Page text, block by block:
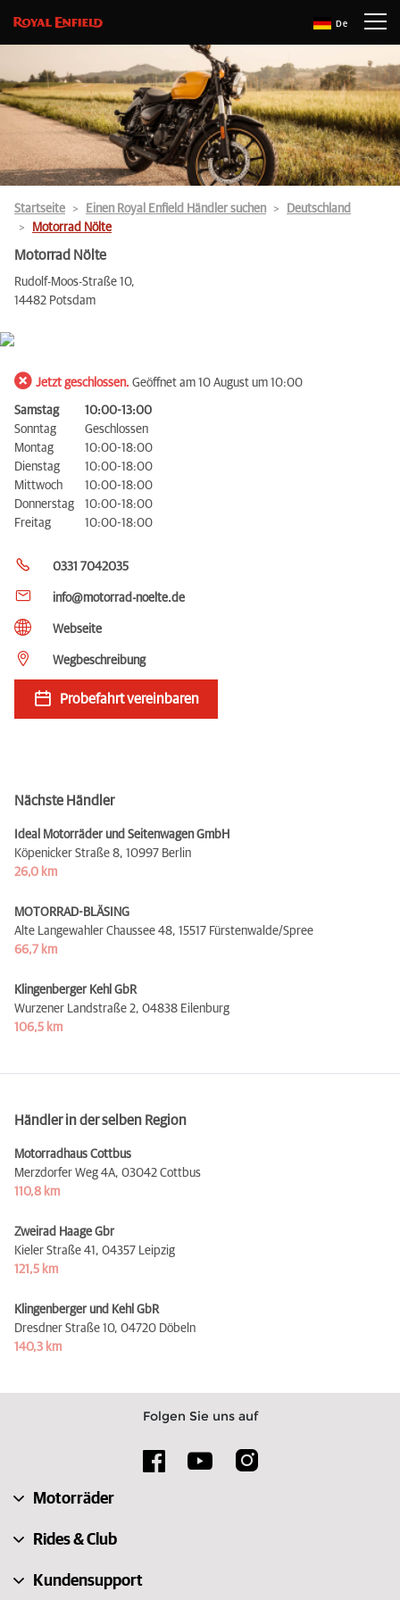
De
Startseite Einen Royal Enfield Händler suchen
Deutschland
Motorrad Nölte
Motorrad Nölte
Rudolf-Moos-Straße 10,
14482 Potsdam
Jetzt geschlossen. Geöffnet am 10 August um 10:00
Samstag
10:00-13:00
Sonntag
Geschlossen
Montag
10:00-18:00
Dienstag
10:00-18:00
Mittwoch
10:00-18:00
Donnerstag
10:00-18:00
Freitag
10:00-18:00
0331 7042035
info@motorrad-noelte.de
Webseite
Wegbeschreibung
Probefahrt vereinbaren
Nächste Händler
Ideal Motorräder und Seitenwagen GmbH
Köpenicker Straße 8, 10997 Berlin
26,0 km
MOTORRAD-BLÄSING
Alte Langewahler Chaussee 48, 15517 Fürstenwalde/Spree
66,7 km
Klingenberger Kehl GbR
Wurzener Landstraße 2, 04838 Eilenburg
106,5 km
Händler in der selben Region
Motorradhaus Cottbus
Merzdorfer Weg 4A, 03042 Cottbus
110,8 km
Zweirad Haage Gbr
Kieler Straße 41, 04357 Leipzig
121,5 km
Klingenberger und Kehl GbR
Dresdner Straße 10, 04720 Döbeln
140,3 km
Folgen Sie uns auf
Motorräder
Rides & Club
Kundensupport